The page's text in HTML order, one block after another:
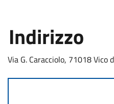
Indirizzo
Via G. Caracciolo, 71018 Vico